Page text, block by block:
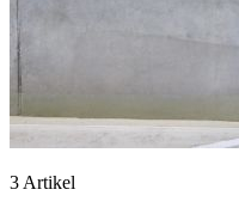
3 Artikel